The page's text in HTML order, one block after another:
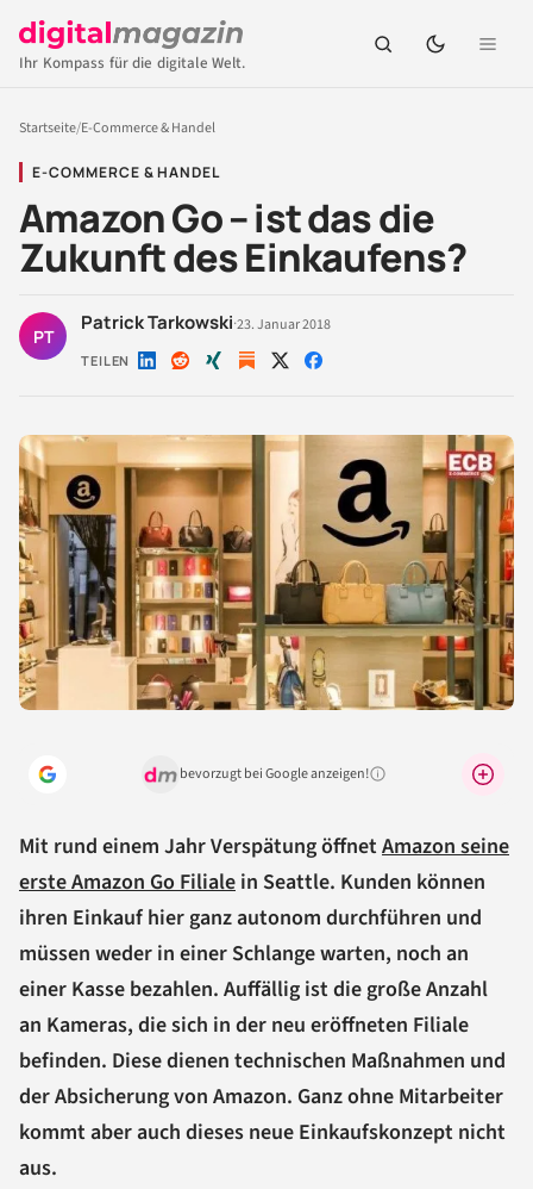
Ihr Kompass für die digitale Welt.
Startseite/E-Commerce & Handel
E-COMMERCE & HANDEL
Amazon Go – ist das die
Zukunft des Einkaufens?
PT
Patrick Tarkowski·23. Januar 2018
TEILEN Auf Auf Auf Auf Auf
bevorzugt bei Google anzeigen!Warum lohnt sich das?
Mit rund einem Jahr Verspätung öffnetAmazon seine
erste Amazon Go Filiale in Seattle. Kunden können
ihren Einkauf hier ganz autonom durchführen und
müssen weder in einer Schlange warten, noch an
einer Kasse bezahlen. Auffällig ist die große Anzahl
an Kameras, die sich in der neu eröffneten Filiale
befinden. Diese dienen technischen Maßnahmen und
der Absicherung von Amazon. Ganz ohne Mitarbeiter
kommt aber auch dieses neue Einkaufskonzept nicht
aus.